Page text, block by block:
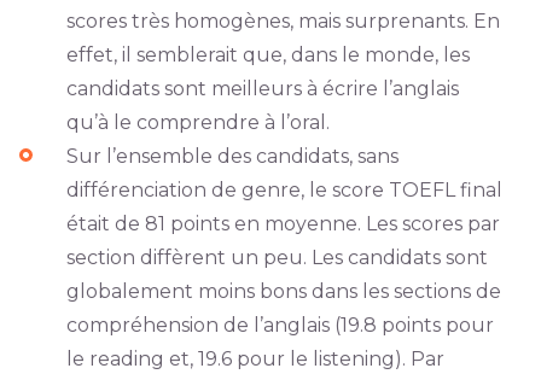
scores très homogènes, mais surprenants. En
effet, il semblerait que, dans le monde, les
candidats sont meilleurs à écrire l’anglais
qu’à le comprendre à l’oral.
Sur l’ensemble des candidats, sans
différenciation de genre, le score TOEFL final
était de 81 points en moyenne. Les scores par
section diffèrent un peu. Les candidats sont
globalement moins bons dans les sections de
compréhension de l’anglais (19.8 points pour
le reading et, 19.6 pour le listening). Par